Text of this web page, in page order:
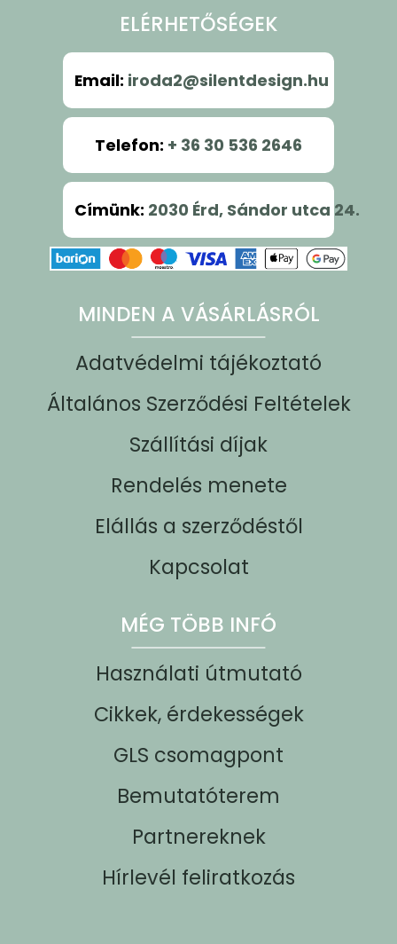
MINDEN A VÁSÁRLÁSRÓL
Adatvédelmi tájékoztató
Általános Szerződési Feltételek
Szállítási díjak
Rendelés menete
Elállás a szerződéstől
Kapcsolat
MÉG TÖBB INFÓ
Használati útmutató
Cikkek, érdekességek
GLS csomagpont
Bemutatóterem
Partnereknek
Hírlevél feliratkozás
ELÉRHETŐSÉGEK
Email: iroda2@silentdesign.hu
Telefon: + 36 30 536 2646
Címünk: 2030 Érd, Sándor utca 24.